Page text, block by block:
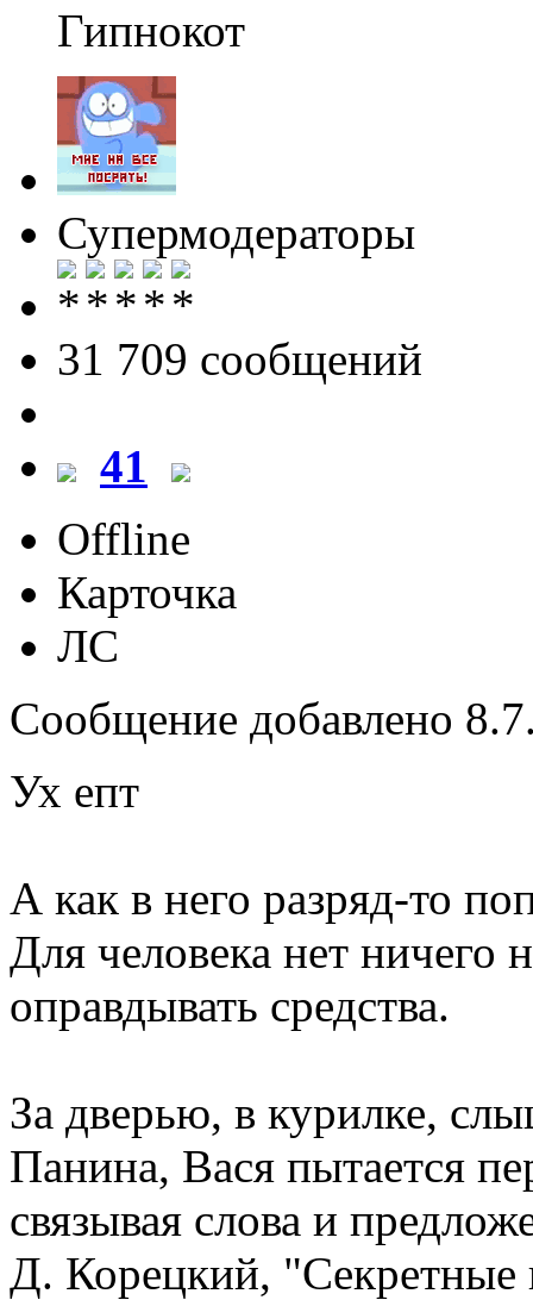
Гипнокот
Супермодераторы
31 709 cообщений
41
Offline
Карточка
ЛС
Сообщение добавлено
Ух епт
А как в него разряд-то
Для человека нет ничего
оправдывать средства.
За дверью, в курилке,
Панина, Вася пытается
связывая слова и
Д. Корецкий, "Секретные